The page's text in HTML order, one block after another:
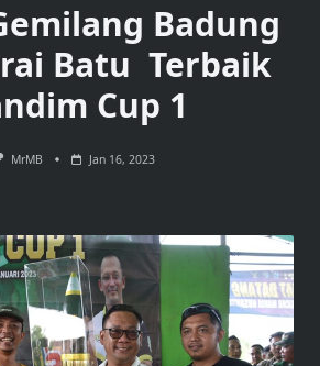
Badung
Batu Terbaik
Cup 1
MrMB Jan 16, 2023